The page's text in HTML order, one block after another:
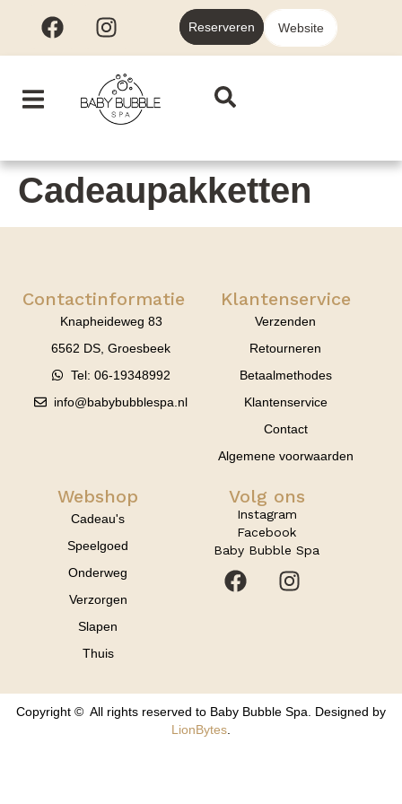
Reserveren Website
Cadeaupakketten
Contactinformatie
Knapheideweg 83
6562 DS, Groesbeek
Tel: 06-19348992
info@babybubblespa.nl
Klantenservice
Verzenden
Retourneren
Betaalmethodes
Klantenservice
Contact
Algemene voorwaarden
Webshop
Cadeau's
Speelgoed
Onderweg
Verzorgen
Slapen
Thuis
Volg ons
Instagram
Facebook
Baby Bubble Spa
Copyright © All rights reserved to Baby Bubble Spa. Designed by
LionBytes